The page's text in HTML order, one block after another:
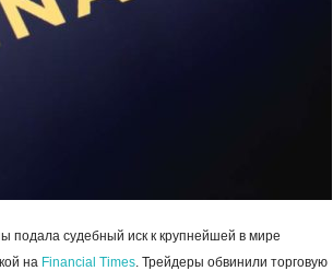
подала судебный иск к крупнейшей в мире
на Financial Times. Трейдеры обвинили торговую